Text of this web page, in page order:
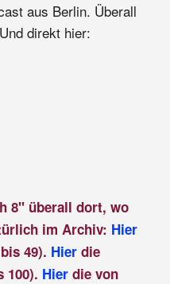
aus Berlin. Überall
direkt hier:
8" überall dort, wo
im Archiv: Hier
49). Hierdie
100). Hier die von